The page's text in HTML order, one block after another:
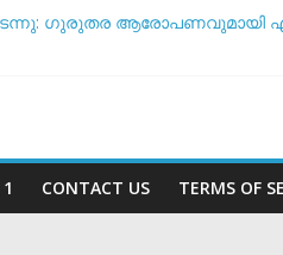
ഗുരുതര ആരോപണവുമായി
CONTACT US TERMS OF